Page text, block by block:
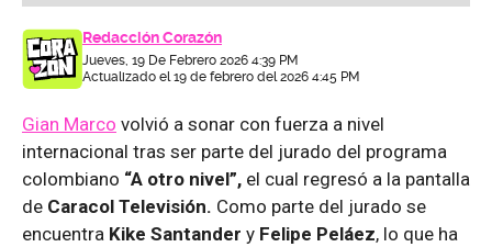
Redacción Corazón
Jueves, 19 De Febrero 2026 4:39 PM
Actualizado el 19 de febrero del 2026 4:45 PM
Gian Marco volvió a sonar con fuerza a nivel
internacional tras ser parte del jurado del programa
colombiano “A otro nivel”, el cual regresó a la pantalla
de Caracol Televisión. Como parte del jurado se
encuentra Kike Santander y Felipe Peláez, lo que ha